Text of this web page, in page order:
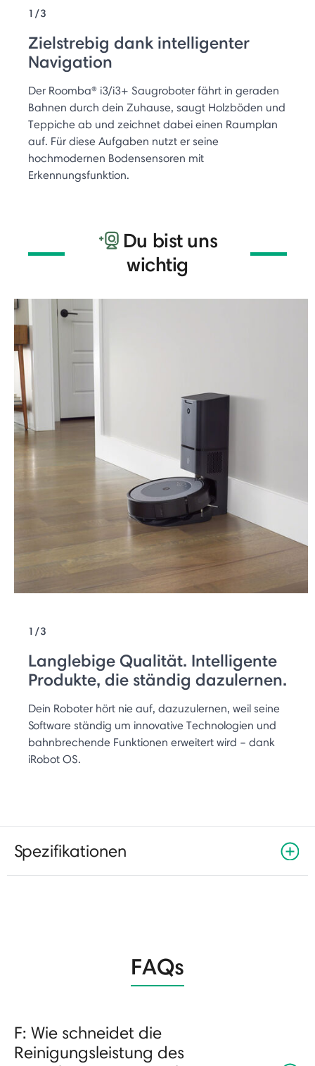
1/3
Zielstrebig dank intelligenter
Navigation
Der Roomba® i3/i3+ Saugroboter fährt in geraden
Bahnen durch dein Zuhause, saugt Holzböden und
Teppiche ab und zeichnet dabei einen Raumplan
auf. Für diese Aufgaben nutzt er seine
hochmodernen Bodensensoren mit
Erkennungsfunktion.
Du bist uns
wichtig
1/3
Langlebige Qualität. Intelligente
Produkte, die ständig dazulernen.
Dein Roboter hört nie auf, dazuzulernen, weil seine
Software ständig um innovative Technologien und
bahnbrechende Funktionen erweitert wird – dank
iRobot OS.
Spezifikationen
FAQs
F: Wie schneidet die
Reinigungsleistung des